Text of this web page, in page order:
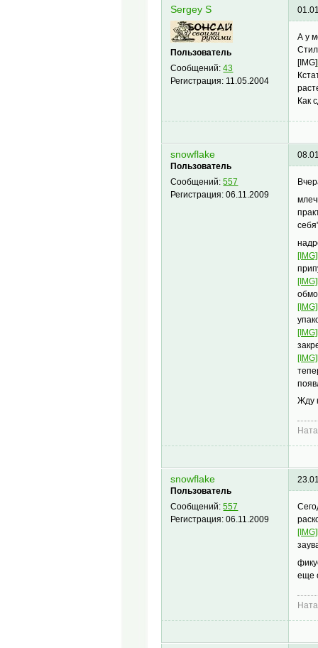
Sergey S
Пользователь
Сообщений:43
Регистрация: 11.05.2004
А у
[IMG]
Как
snowflake
Пользователь
Сообщений:557
Регистрация:06.11.2009
Жду
snowflake
Пользователь
Сообщений:557
Регистрация:06.11.2009
еще